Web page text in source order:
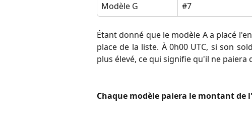
Modèle G
#7
Étant donné que le modèle A a placé
place de la liste. À 0h00 UTC, si son
plus élevé, ce qui signifie qu'il ne paiera
Chaque modèle paiera le montant de